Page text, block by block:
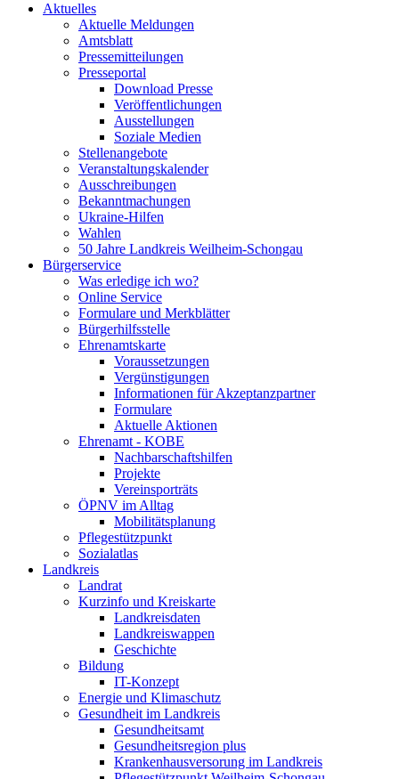
Aktuelles
Aktuelle Meldungen
Amtsblatt
Pressemitteilungen
Presseportal
Download Presse
Veröffentlichungen
Ausstellungen
Soziale Medien
Stellenangebote
Veranstaltungskalender
Ausschreibungen
Bekanntmachungen
Ukraine-Hilfen
Wahlen
50 Jahre Landkreis Weilheim-Schongau
Bürgerservice
Was erledige ich wo?
Online Service
Formulare und Merkblätter
Bürgerhilfsstelle
Ehrenamtskarte
Voraussetzungen
Vergünstigungen
Informationen für Akzeptanzpartner
Formulare
Aktuelle Aktionen
Ehrenamt - KOBE
Nachbarschaftshilfen
Projekte
Vereinsporträts
ÖPNV im Alltag
Mobilitätsplanung
Pflegestützpunkt
Sozialatlas
Landkreis
Landrat
Kurzinfo und Kreiskarte
Landkreisdaten
Landkreiswappen
Geschichte
Bildung
IT-Konzept
Energie und Klimaschutz
Gesundheit im Landkreis
Gesundheitsamt
Gesundheitsregion plus
Krankenhausversorung im Landkreis